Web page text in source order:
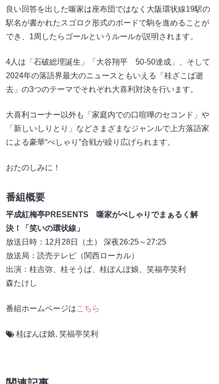
良い回答を出した噺家は座布団ではなく大阪環状線19駅の
駅名が書かれたスゴロク形式のボードで駒を進めることが
でき、1周したらゴールというルールが説明されます。
4人は「石破総理誕生」「大谷翔平 50-50達成」、そして
2024年の落語界最大のニュースともいえる「桂ざこば逝
去」の3つのテーマでそれぞれ大喜利対決を行います。
大喜利コーナー以外も「家庭内での口喧嘩のセコンド」や
「新しいしりとり」などさまざまなジャンルで上方落語家
による豪華“べしゃり”合戦が繰り広げられます。
おたのしみに！
番組概要
平成紅梅亭PRESENTS 噺家がべしゃりでまぁるく解
決！「笑いの環状線」
放送日時：12月28日（土） 深夜26:25～27:25
放送局：読売テレビ（関西ローカル）
出演：桂吉弥、桂そうば、桂ぽんぽ娘、笑福亭笑利
森たけし
番組ホームページはこちら
桂ぽんぽ娘, 笑福亭笑利